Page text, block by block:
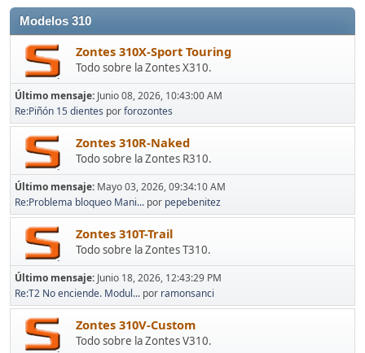
Modelos 310
Zontes 310X-Sport Touring
Todo sobre la Zontes X310.
Último mensaje: Junio 08, 2026, 10:43:00 AM
Re:Piñón 15 dientes porforozontes
Zontes 310R-Naked
Todo sobre la Zontes R310.
Último mensaje: Mayo 03, 2026, 09:34:10 AM
Re:Problema bloqueo Mani... por pepebenitez
Zontes 310T-Trail
Todo sobre la Zontes T310.
Último mensaje: Junio 18, 2026, 12:43:29 PM
Re:T2 No enciende. Modul... por ramonsanci
Zontes 310V-Custom
Todo sobre la Zontes V310.